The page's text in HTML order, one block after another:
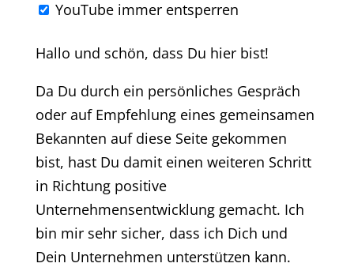
YouTube immer entsperren
Hallo und schön, dass Du hier bist!
Da Du durch ein persönliches Gespräch
oder auf Empfehlung eines gemeinsamen
Bekannten auf diese Seite gekommen
bist, hast Du damit einen weiteren Schritt
in Richtung positive
Unternehmensentwicklung gemacht. Ich
bin mir sehr sicher, dass ich Dich und
Dein Unternehmen unterstützen kann.